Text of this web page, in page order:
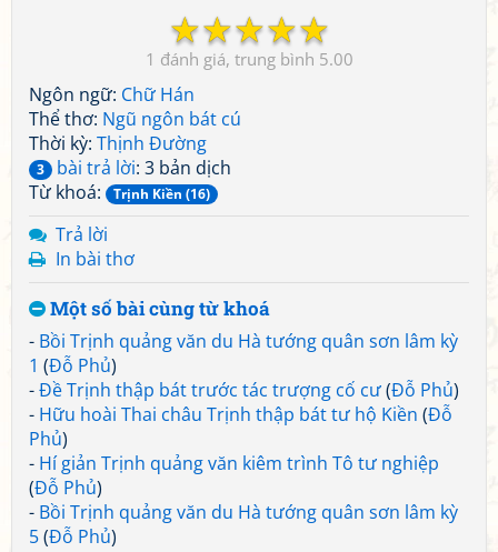
☆
☆
☆
☆
☆
1 5.00
Ngôn ngữ: Chữ Hán
Thể thơ: Ngũ ngôn bát cú
Thời kỳ: Thịnh Đường
3 bài trả lời: 3 bản dịch
Từ khoá:
Trịnh Kiền (16)
Trả lời
In bài thơ
Một số bài cùng từ khoá
- Bồi Trịnh quảng văn du Hà tướng quân sơn lâm kỳ
1 (Đỗ Phủ)
-Đề Trịnh thập bát trước tác trượng cố cư(Đỗ Phủ)
- Hữu hoài Thai châu Trịnh thập bát tư hộ Kiền (Đỗ
Phủ)
- Hí giản Trịnh quảng văn kiêm trình Tô tư nghiệp
(Đỗ Phủ)
- Bồi Trịnh quảng văn du Hà tướng quân sơn lâm kỳ
5(Đỗ Phủ)